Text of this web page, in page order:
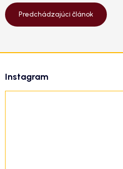
Predchádzajúci článok
p
ä
Instagram